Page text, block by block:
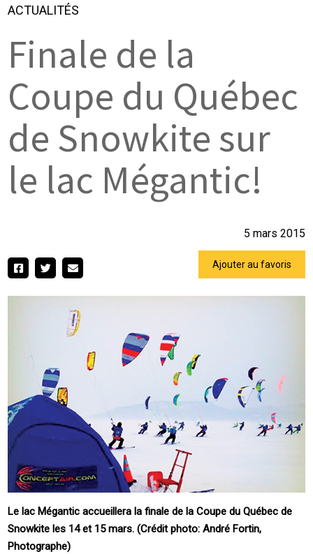
ACTUALITÉS
Finale de la
Coupe du Québec
de Snowkite sur
le lac Mégantic!
5 mars 2015
Ajouter au favoris
Le lac Mégantic accueillera la finale de la Coupe du Québec de
Snowkite les 14 et 15 mars. (Crédit photo: André Fortin,
Photographe)